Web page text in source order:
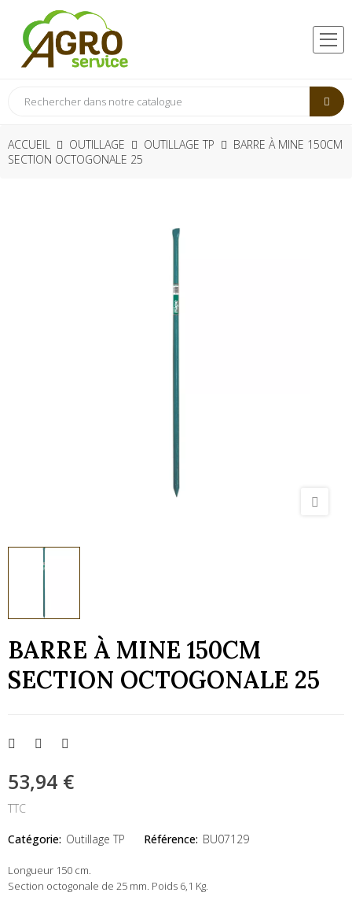
ACCUEIL OUTILLAGE OUTILLAGE TP
BARRE À MINE 150CM
SECTION OCTOGONALE 25
BARRE À MINE 150CM
SECTION OCTOGONALE 25
53,94 €
TTC
Catégorie: Outillage TP Référence: BU07129
Longueur 150 cm.
Section octogonale de 25 mm. Poids 6,1 Kg.